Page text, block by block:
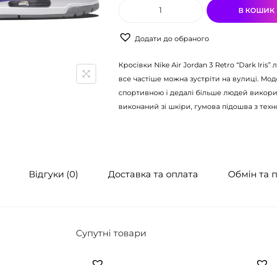
о
В КОШИК
Додати до обраного
Кросівки Nike Air Jordan 3 Retro “Dark Iris”
все частіше можна зустріти на вулиці.
спортивною і дедалі більше людей
виконаний зі шкіри, гумова підошва з
Відгуки (0) Доставка та оплата Обмін та
Супутні товари